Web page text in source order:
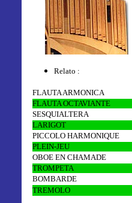
Relato :
FLAUTA ARMONICA
FLAUTA OCTAVIANTE
SESQUIALTERA
LARIGOT
PICCOLO HARMONIQUE
PLEIN-JEU
OBOE EN CHAMADE
TROMPETA
BOMBARDE
TREMOLO